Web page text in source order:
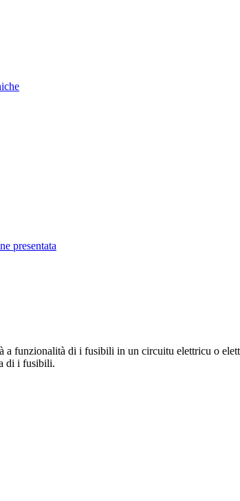
funzionalità di i fusibili in un circuitu elettricu o
di i fusibili.